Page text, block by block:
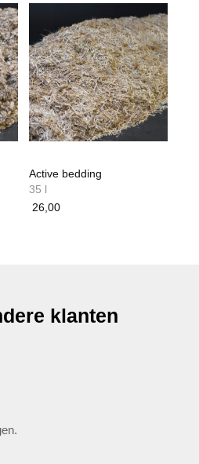
Active bedding
35 l
26,00
klanten